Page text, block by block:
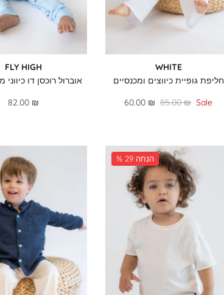
FLY HIGH
אוברול רוכסן דו
82.00 ₪
WHITE
חליפת גופיית כיווצים ומכנסיים
60.00 ₪ 85.00 ₪ Sale
% 29 הנחה